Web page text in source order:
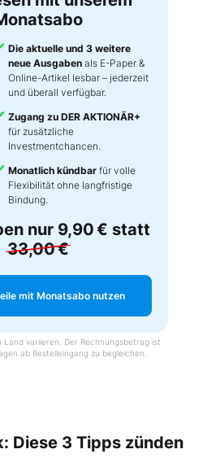
Die aktuelle und 3 weitere
neue Ausgaben als E-Paper &
Online-Artikel lesbar – jederzeit
und überall verfügbar.
Zugang zu DER AKTIONÄR+
für zusätzliche
Investmentchancen.
Monatlich kündbar für volle
Flexibilität ohne langfristige
Bindung.
nur 9,90 € statt
33,00 €
mit Monatsabo nutzen
Land variieren. Der Rechnungsbetrag ist
ab Bestelleingang zu begleichen.
Diese 3 Tipps zünden